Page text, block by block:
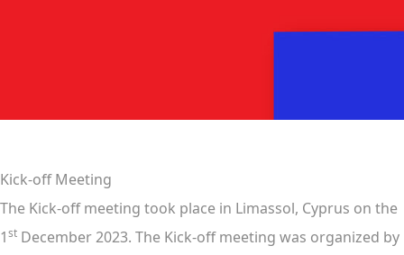
Kick-off Meeting
The Kick-off meeting took place in Limassol, Cyprus on the
1st December 2023. The Kick-off meeting was organized by